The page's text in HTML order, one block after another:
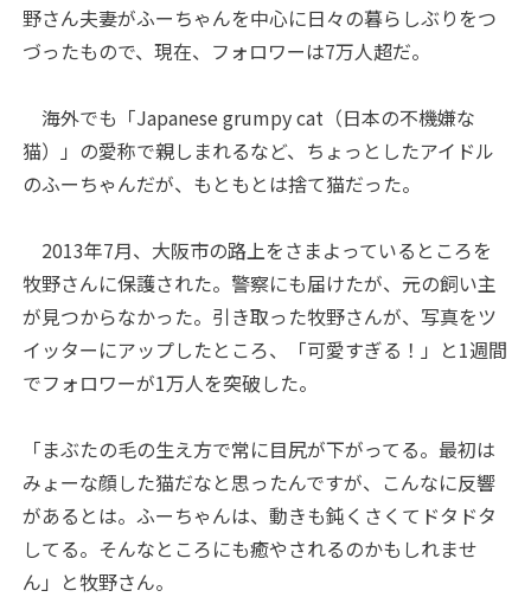
野さん夫妻がふーちゃんを中心に日々の暮らしぶりをつ
づったもので、現在、フォロワーは7万人超だ。
海外でも「Japanese grumpy cat（日本の不機嫌な
猫）」の愛称で親しまれるなど、ちょっとしたアイドル
のふーちゃんだが、もともとは捨て猫だった。
2013年7月、大阪市の路上をさまよっているところを
牧野さんに保護された。警察にも届けたが、元の飼い主
が見つからなかった。引き取った牧野さんが、写真をツ
イッターにアップしたところ、「可愛すぎる！」と1週間
でフォロワーが1万人を突破した。
「まぶたの毛の生え方で常に目尻が下がってる。最初は
みょーな顔した猫だなと思ったんですが、こんなに反響
があるとは。ふーちゃんは、動きも鈍くさくてドタドタ
してる。そんなところにも癒やされるのかもしれませ
ん」と牧野さん。